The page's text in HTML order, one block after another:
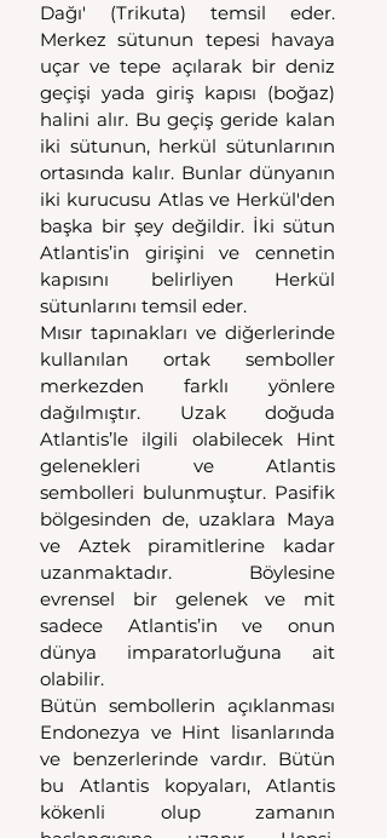
Dağı' (Trikuta) temsil eder.
Merkez sütunun tepesi havaya
uçar ve tepe açılarak bir deniz
geçişi yada giriş kapısı (boğaz)
halini alır. Bu geçiş geride kalan
iki sütunun, herkül sütunlarının
ortasında kalır. Bunlar dünyanın
iki kurucusu Atlas ve Herkül'den
başka bir şey değildir. İki sütun
Atlantis’in girişini ve cennetin
kapısını belirliyen Herkül
sütunlarını temsil eder.
Mısır tapınakları ve diğerlerinde
kullanılan ortak semboller
merkezden farklı yönlere
dağılmıştır. Uzak doğuda
Atlantis’le ilgili olabilecek Hint
gelenekleri ve Atlantis
sembolleri bulunmuştur. Pasifik
bölgesinden de, uzaklara Maya
ve Aztek piramitlerine kadar
uzanmaktadır. Böylesine
evrensel bir gelenek ve mit
sadece Atlantis’in ve onun
dünya imparatorluğuna ait
olabilir.
Bütün sembollerin açıklanması
Endonezya ve Hint lisanlarında
ve benzerlerinde vardır. Bütün
bu Atlantis kopyaları, Atlantis
kökenli olup zamanın